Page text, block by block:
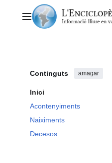
contingutMenú principal
Continguts amagar
Inici
Acontenyiments
Naiximents
Decesos